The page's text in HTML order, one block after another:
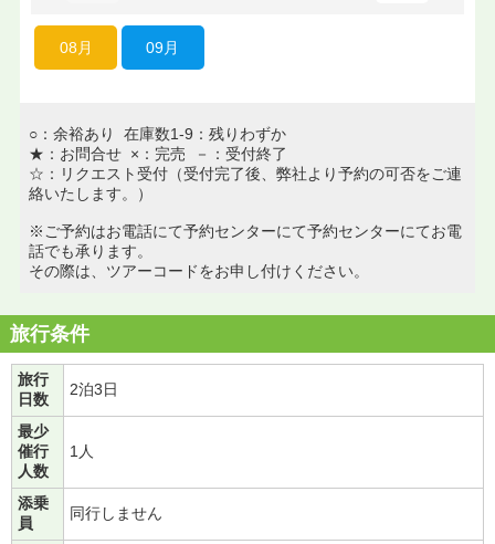
08月 09月
○：余裕あり 在庫数1-9：残りわずか
★：お問合せ ×：完売 －：受付終了
☆：リクエスト受付（受付完了後、弊社より予約の可否をご連
絡いたします。）
※ご予約はお電話にて予約センターにて予約センターにてお電
話でも承ります。
その際は、ツアーコードをお申し付けください。
旅行条件
旅行
日数
2泊3日
最少
催行
人数
1人
添乗
員
同行しません